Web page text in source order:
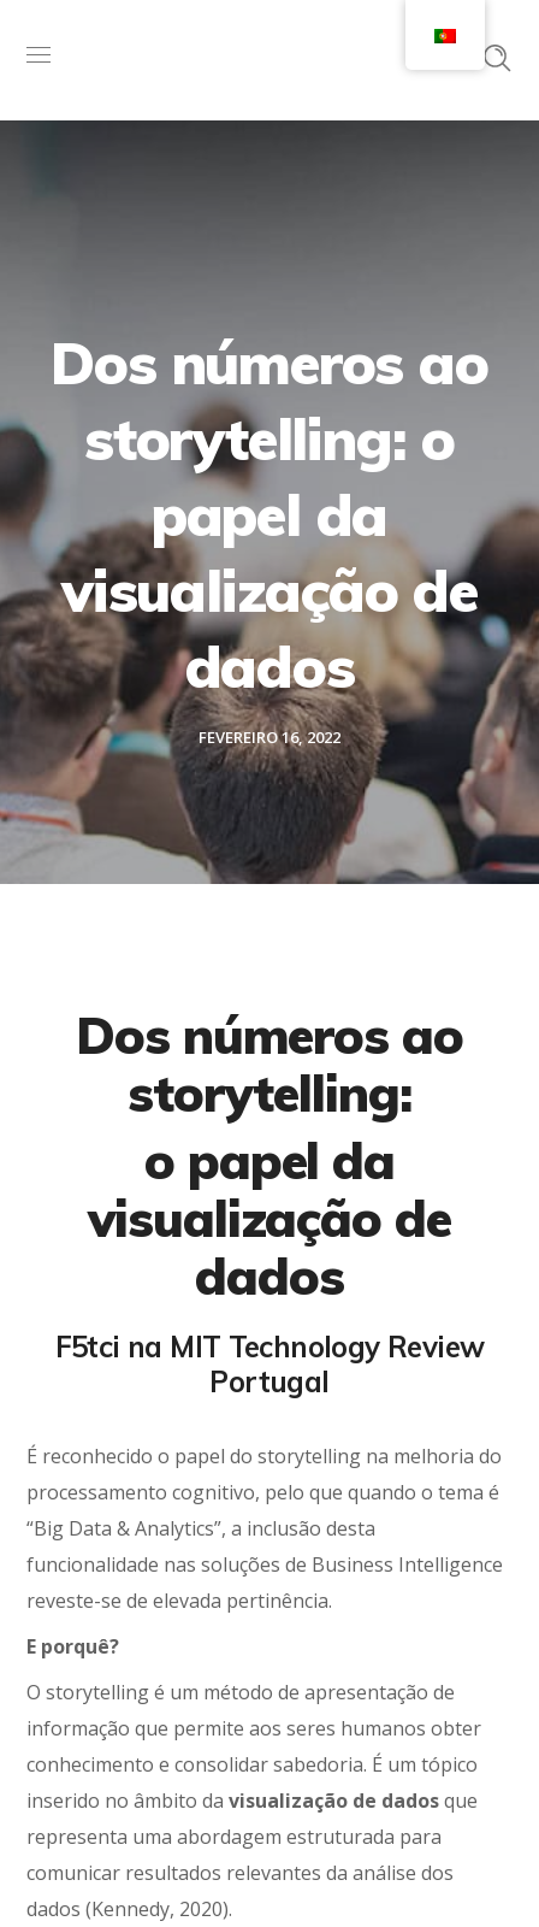
Dos números ao
storytelling: o
papel da
visualização de
dados
FEVEREIRO 16, 2022
Dos números ao
storytelling:
o papel da
visualização de
dados
F5tci na MIT Technology Review
Portugal
É reconhecido o papel do storytelling na melhoria do
processamento cognitivo, pelo que quando o tema é
“Big Data & Analytics”, a inclusão desta
funcionalidade nas soluções de Business Intelligence
reveste-se de elevada pertinência.
E porquê?
O storytelling é um método de apresentação de
informação que permite aos seres humanos obter
conhecimento e consolidar sabedoria. É um tópico
inserido no âmbito davisualização de dadosque
representa uma abordagem estruturada para
comunicar resultados relevantes da análise dos
dados (Kennedy, 2020).